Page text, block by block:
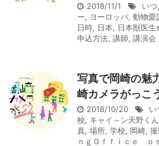
2018/11/1 いつ,
ー, ヨーロッパ, 動物愛
日時, 日本, 日本獣医生
申込方法, 講師, 講演会
写真で岡崎の魅
崎カメラがっこ
2018/10/20 い
校, キャイ～ン天野くん
真, 場所, 学校, 岡崎,
ｎｇＯｆｆｉｃｅ ｏ